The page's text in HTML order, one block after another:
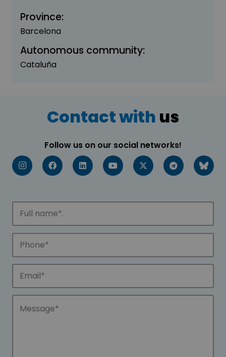
Province:
Barcelona
Autonomous community:
Cataluña
Contact with us
Follow us on our social networks!